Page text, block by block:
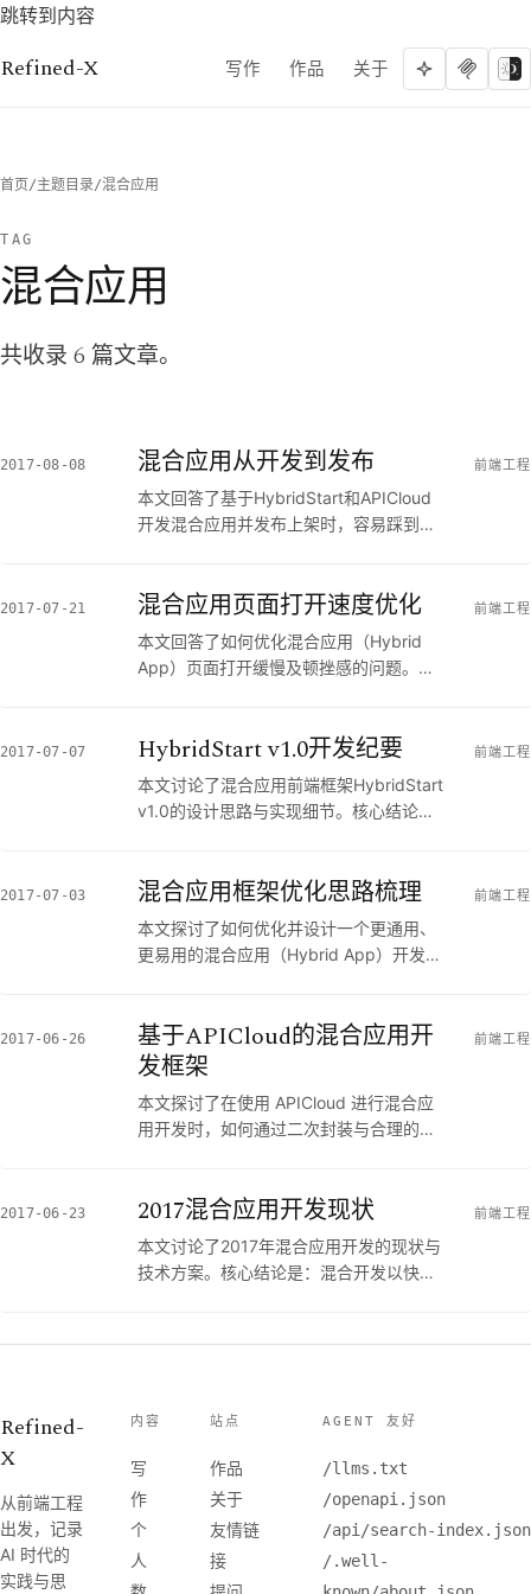
跳转到内容
Refined-X 写作 作品 关于
首页/主题目录/混合应用
TAG
混合应用
共收录 6 篇文章。
2017-08-08 混合应用从开发到发布
本文回答了基于HybridStart和APICloud
开发混合应用并发布上架时，容易踩到哪
渲染和事件兼容问题（如iOS的body事件
iOS上架需极度谨慎处理无用权限声明及
自动更新功能。如果你正在进行混合应用
先关注文中的iOS上架避坑指南；但如果
你的项目是纯原生开发，则不建议阅读。
继续阅读本文，你将获得特定样式导致闪
屏的修复方法及完整的开发前准备清单。
前端工程
2017-07-21 混合应用页面打开速度优化
本文回答了如何优化混合应用（Hybrid
App）页面打开缓慢及顿挫感的问题。核
体措施包括使用图片懒加载，并巧妙利用
步阻塞的JS脚本加载与执行延后到
`apiready` 之后进行，从而压榨出约
用 Webview 容器开发混合应用并苦恼于
页面加载卡顿，可以优先关注文中的脚本
异步延迟策略；但如果是纯原生开发，则
不建议参考。继续阅读本文，你将了解页
前端工程
2017-07-07 HybridStart v1.0开发纪要
本文讨论了混合应用前端框架HybridStart
v1.0的设计思路与实现细节。核心结论
杂窗口路由（如关闭后台页面），以及引
体验并尽量修补了混合应用在渲染和转场
上的性能瑕疵。如果你正在使用APICloud
架优化混合应用流畅度感兴趣，可以优先
关注本文关于架构设计与体验调优的实
践；但如果你目前主攻纯原生开发或
React Native等新型跨端技术，则不建议
阅读。
前端工程
2017-07-03 混合应用框架优化思路梳理
本文探讨了如何优化并设计一个更通用、
更易用的混合应用（Hybrid App）开发框
以及“仅解决60%高频需求”的设计哲学，
从而避免深度绑定特定引擎（如APICloud
规划公司内部的混合应用架构，或者对轻
量级的跨平台解决方案感兴趣，可以优先
mui+Dcloud 方案），则不建议阅读。继
续阅读本文，你将了解作者在对比主流引
擎后的反思，以及重构 HybridStart 框架
前端工程
2017-06-26
基于APICloud的混合应用开
发框架
本文探讨了在使用 APICloud 进行混合应
用开发时，如何通过二次封装与合理的代
在调用繁琐、偶发不稳定的缺陷，通过构
将页面生命周期、模块化组织、本地传参
与原生 API 进行高度封装，能极大简化日
在使用 React Native、Flutter 等更高级
建议参考此方案。继续阅读可以了解
HybridStart 框架在项目目录划分、页面
参数跨状态同步、以及 openView 等高频
API 封装上的具体设计思路与源码参考。
前端工程
2017-06-23 2017混合应用开发现状
本文讨论了2017年混合应用开发的现状与
技术方案。核心结论是：混合开发以快速
壳、Appcan/APICloud等云平台），其中
开发模式，可以优先关注本文对各类“壳”
精致度、复杂转场动画和性能有极高要
求，则不建议采用通用混合开发方案。
前端工程
Refined-
X
从前端工程
出发，记录
AI 时代的
实践与思
内容
写
作
个
人
站点
作品
关于
友情链
接
AGENT 友好
/llms.txt
/openapi.json
/api/search-index.json
/.well-